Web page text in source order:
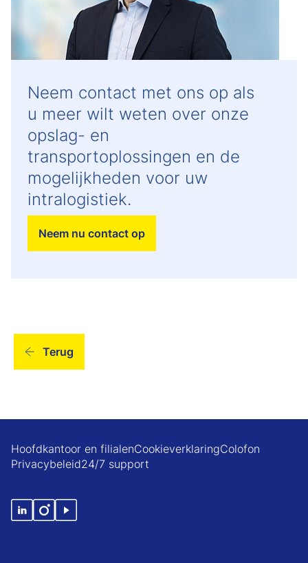
Neem contact met ons op als
u meer wilt weten over onze
opslag- en
transportoplossingen en de
mogelijkheden voor uw
intralogistiek.
Neem nu contact op
Terug
Hoofdkantoor en filialenCookieverklaringColofon
Privacybeleid24/7 support